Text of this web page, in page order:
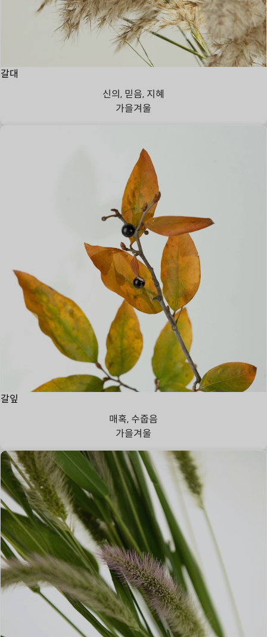
갈대
신의, 믿음, 지혜
가을겨울
갈잎
매혹, 수줍음
가을겨울